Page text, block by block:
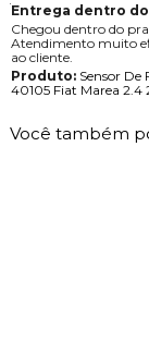
Entrega dentro
Chegou dentro do
Atendimento muito
ao cliente.
Produto:Sensor De
40105 Fiat Marea
Você também